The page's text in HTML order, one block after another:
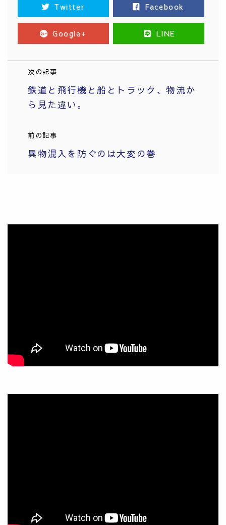
Twitter Facebook
Google+ LINE
次の記事
鉄道と飛行機と船とトラック、物流か
ら見た違い。
前の記事
異物混入を防ぐのは大変の巻